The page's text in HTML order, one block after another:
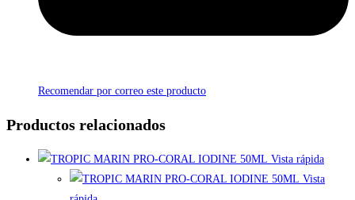
Recomendar por correo este producto
Productos relacionados
Vista rápida
Vista